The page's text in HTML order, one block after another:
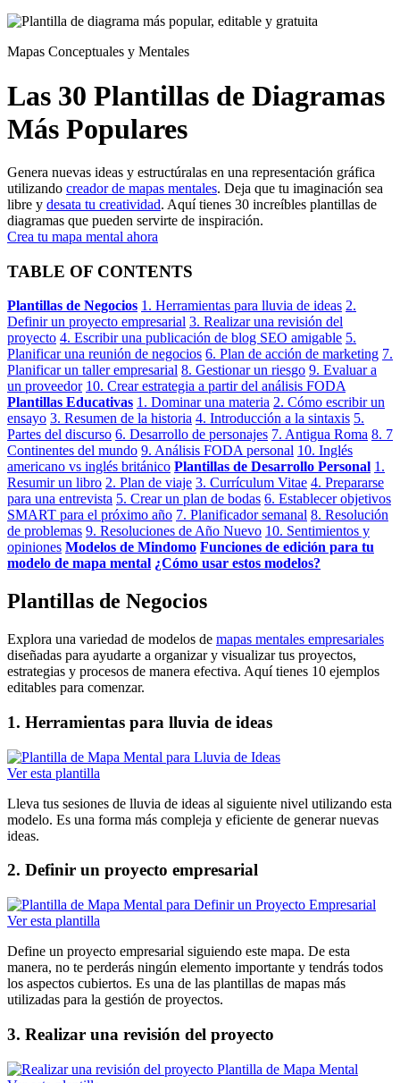
Mapas Conceptuales y Mentales
Las 30 Plantillas de Diagramas
Más Populares
Genera nuevas ideas y estructúralas en una representación gráfica
utilizando creador de mapas mentales. Deja que tu imaginación sea
libre y desata tu creatividad. Aquí tienes 30 increíbles plantillas de
diagramas que pueden servirte de inspiración.
Crea tu mapa mental ahora
TABLE OF CONTENTS
Plantillas de Negocios 1. Herramientas para lluvia de ideas 2.
Definir un proyecto empresarial 3. Realizar una revisión del
proyecto 4. Escribir una publicación de blog SEO amigable 5.
Planificar una reunión de negocios 6. Plan de acción de marketing 7.
Planificar un taller empresarial 8. Gestionar un riesgo 9. Evaluar a
un proveedor 10. Crear estrategia a partir del análisis FODA
Plantillas Educativas 1. Dominar una materia 2. Cómo escribir un
ensayo 3. Resumen de la historia 4. Introducción a la sintaxis 5.
Partes del discurso 6. Desarrollo de personajes 7. Antigua Roma 8. 7
Continentes del mundo 9. Análisis FODA personal 10. Inglés
americano vs inglés británico Plantillas de Desarrollo Personal 1.
Resumir un libro 2. Plan de viaje 3. Currículum Vitae 4. Prepararse
para una entrevista 5. Crear un plan de bodas 6. Establecer objetivos
SMART para el próximo año 7. Planificador semanal 8. Resolución
de problemas 9. Resoluciones de Año Nuevo 10. Sentimientos y
opiniones Modelos de Mindomo Funciones de edición para tu
modelo de mapa mental ¿Cómo usar estos modelos?
Plantillas de Negocios
Explora una variedad de modelos de mapas mentales empresariales
diseñadas para ayudarte a organizar y visualizar tus proyectos,
estrategias y procesos de manera efectiva. Aquí tienes 10 ejemplos
editables para comenzar.
1. Herramientas para lluvia de ideas
Ver esta plantilla
Lleva tus sesiones de lluvia de ideas al siguiente nivel utilizando esta
modelo. Es una forma más compleja y eficiente de generar nuevas
ideas.
2. Definir un proyecto empresarial
Ver esta plantilla
Define un proyecto empresarial siguiendo este mapa. De esta
manera, no te perderás ningún elemento importante y tendrás todos
los aspectos cubiertos. Es una de las plantillas de mapas más
utilizadas para la gestión de proyectos.
3. Realizar una revisión del proyecto